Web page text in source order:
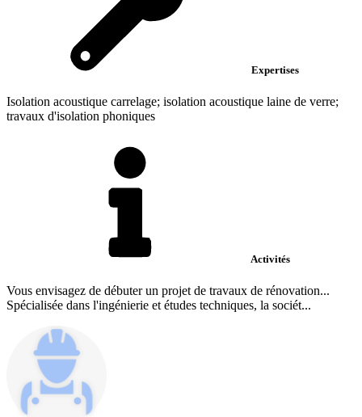
Expertises
Isolation acoustique carrelage; isolation acoustique laine de verre;
travaux d'isolation phoniques
Activités
Vous envisagez de débuter un projet de travaux de rénovation...
Spécialisée dans l'ingénierie et études techniques, la sociét...